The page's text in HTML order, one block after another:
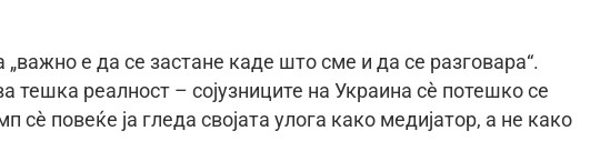
е да се застане каде што сме и да се разговара“.
тешка реалност – сојузниците на Украина сè потешко се
сè повеќе ја гледа својата улога како медијатор, а не како